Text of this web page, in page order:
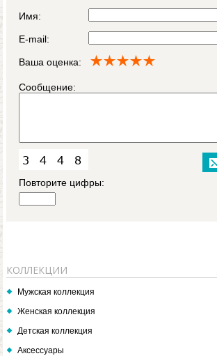
Имя:
E-mail:
Ваша оценка:
Сообщение:
Повторите цифры:
КОЛЛЕКЦИИ
Мужская коллекция
Женская коллекция
Детская коллекция
Аксессуары